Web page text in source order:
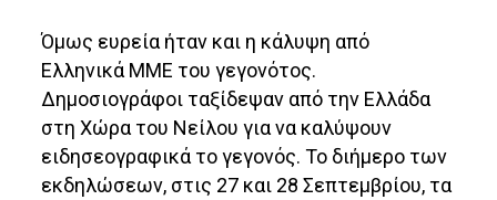
Όμως ευρεία ήταν και η κάλυψη από
Ελληνικά ΜΜΕ του γεγονότος.
Δημοσιογράφοι ταξίδεψαν από την Ελλάδα
στη Χώρα του Νείλου για να καλύψουν
ειδησεογραφικά το γεγονός. Το διήμερο των
εκδηλώσεων, στις 27 και 28 Σεπτεμβρίου, τα